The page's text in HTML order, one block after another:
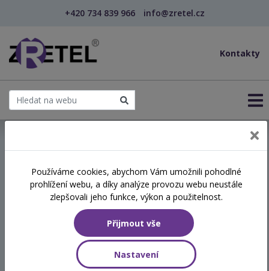
+420 734 839 966 info@zretel.cz
Kontakty
Praxe dluhového
poradenství
Používáme cookies, abychom Vám umožnili pohodlné
prohlížení webu, a díky analýze provozu webu neustále
zlepšovali jeho funkce, výkon a použitelnost.
Přijmout vše
Nastavení